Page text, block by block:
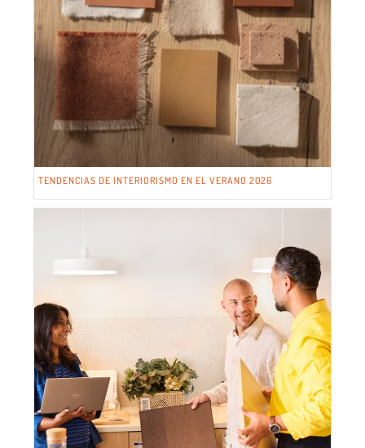
TENDENCIAS DE INTERIORISMO EN EL VERANO 2026